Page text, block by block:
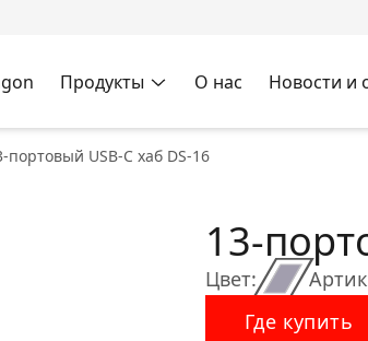
Продукты О нас Новости и
портовый USB-C хаб DS-16
Цвет:
13-
Где купить